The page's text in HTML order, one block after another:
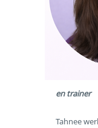
en trainer
Tahnee